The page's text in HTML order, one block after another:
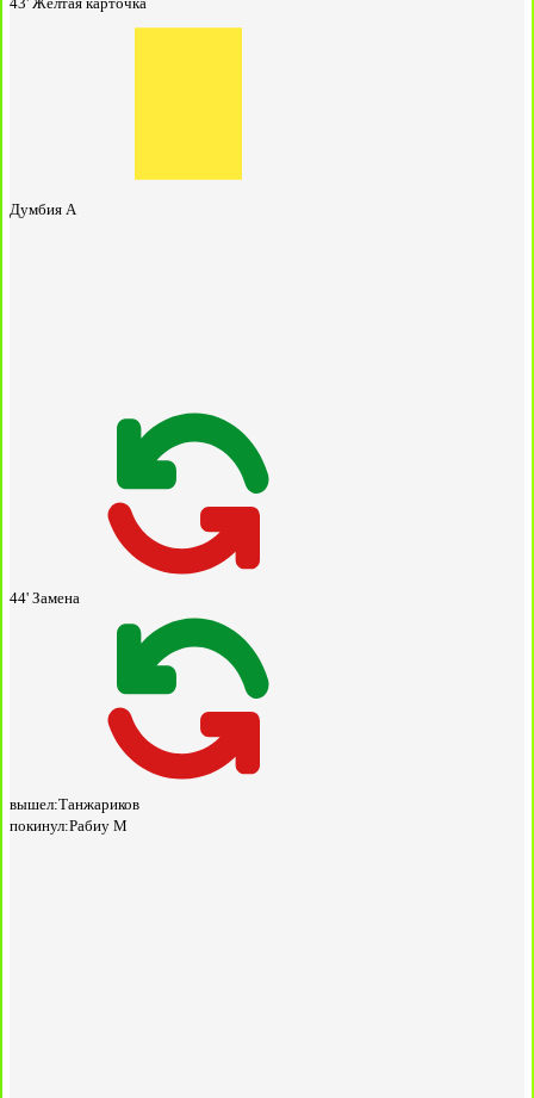
Думбия А
44' Замена
вышел:Танжариков
покинул:Рабиу М